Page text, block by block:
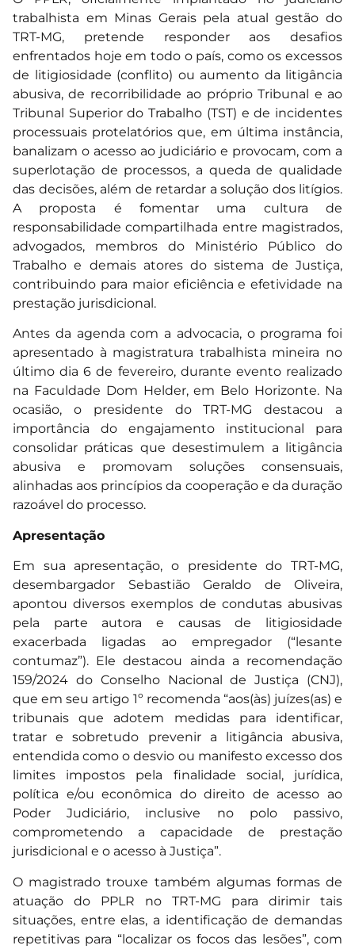
trabalhista em Minas Gerais pela atual gestão do
TRT-MG, pretende responder aos desafios
enfrentados hoje em todo o país, como os excessos
de litigiosidade (conflito) ou aumento da litigância
abusiva, de recorribilidade ao próprio Tribunal e ao
Tribunal Superior do Trabalho (TST) e de incidentes
processuais protelatórios que, em última instância,
banalizam o acesso ao judiciário e provocam, com a
superlotação de processos, a queda de qualidade
das decisões, além de retardar a solução dos litígios.
A proposta é fomentar uma cultura de
responsabilidade compartilhada entre magistrados,
advogados, membros do Ministério Público do
Trabalho e demais atores do sistema de Justiça,
contribuindo para maior eficiência e efetividade na
prestação jurisdicional.
Antes da agenda com a advocacia, o programa foi
apresentado à magistratura trabalhista mineira no
último dia 6 de fevereiro, durante evento realizado
na Faculdade Dom Helder, em Belo Horizonte. Na
ocasião, o presidente do TRT-MG destacou a
importância do engajamento institucional para
consolidar práticas que desestimulem a litigância
abusiva e promovam soluções consensuais,
alinhadas aos princípios da cooperação e da duração
razoável do processo.
Apresentação
Em sua apresentação, o presidente do TRT-MG,
desembargador Sebastião Geraldo de Oliveira,
apontou diversos exemplos de condutas abusivas
pela parte autora e causas de litigiosidade
exacerbada ligadas ao empregador (“lesante
contumaz”). Ele destacou ainda a recomendação
159/2024 do Conselho Nacional de Justiça (CNJ),
que em seu artigo 1º recomenda “aos(às) juízes(as) e
tribunais que adotem medidas para identificar,
tratar e sobretudo prevenir a litigância abusiva,
entendida como o desvio ou manifesto excesso dos
limites impostos pela finalidade social, jurídica,
política e/ou econômica do direito de acesso ao
Poder Judiciário, inclusive no polo passivo,
comprometendo a capacidade de prestação
jurisdicional e o acesso à Justiça”.
O magistrado trouxe também algumas formas de
atuação do PPLR no TRT-MG para dirimir tais
situações, entre elas, a identificação de demandas
repetitivas para “localizar os focos das lesões”, com